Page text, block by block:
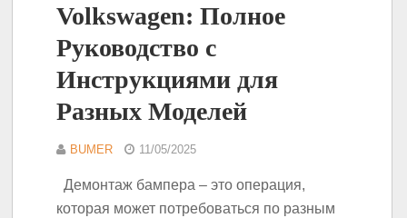
Volkswagen: Полное
Руководство с
Инструкциями для
Разных Моделей
BUMER 11/05/2025
Демонтаж бампера – это операция,
которая может потребоваться по разным